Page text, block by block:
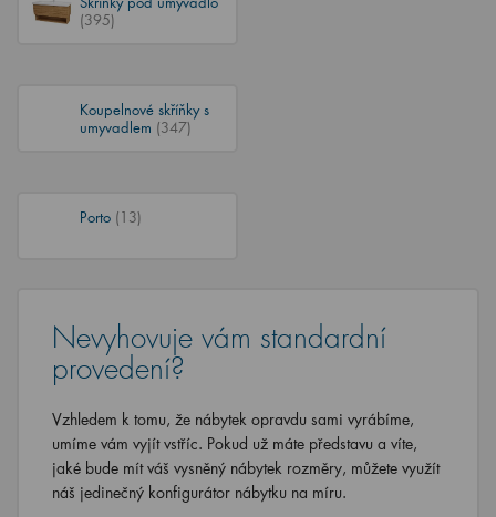
(395)
Koupelnové skříňky s
umyvadlem (347)
Porto (13)
Nevyhovuje vám standardní
provedení?
Vzhledem k tomu, že nábytek opravdu sami vyrábíme,
umíme vám vyjít vstříc. Pokud už máte představu a víte,
jaké bude mít váš vysněný nábytek rozměry, můžete využít
náš jedinečný konfigurátor nábytku na míru.